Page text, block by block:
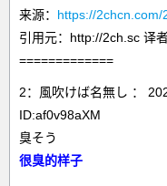
来源： https://2chcn.com/
引用元：http://2ch.sc 译
=============
2：風吹けば名無し ：
ID:af0v98aXM
臭そう
很臭的样子